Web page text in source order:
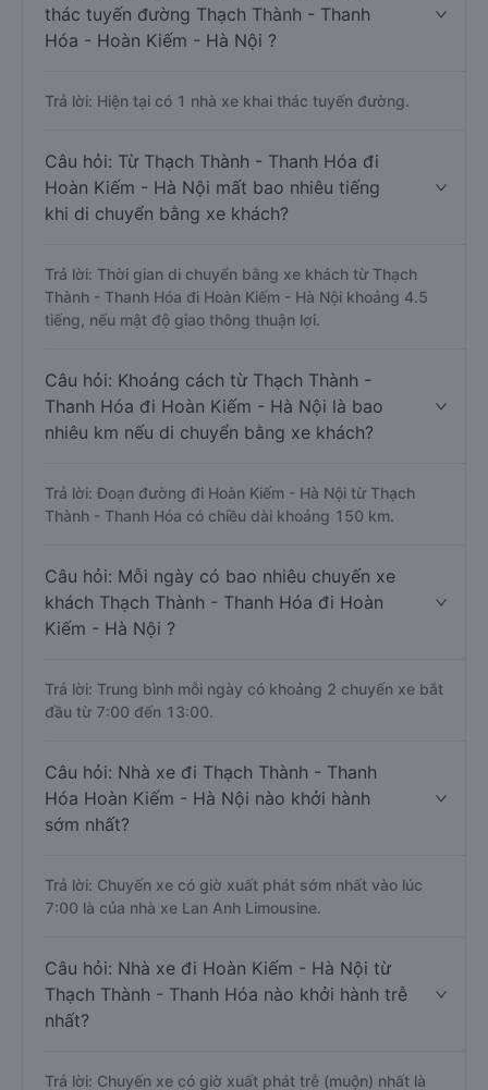
thác tuyến đường Thạch Thành - Thanh
Hóa - Hoàn Kiếm - Hà Nội ?
Trả lời: Hiện tại có 1 nhà xe khai thác tuyến đường.
Câu hỏi: Từ Thạch Thành - Thanh Hóa đi
Hoàn Kiếm - Hà Nội mất bao nhiêu tiếng
khi di chuyển bằng xe khách?
Trả lời: Thời gian di chuyển bằng xe khách từ Thạch
Thành - Thanh Hóa đi Hoàn Kiếm - Hà Nội khoảng 4.5
tiếng, nếu mật độ giao thông thuận lợi.
Câu hỏi: Khoảng cách từ Thạch Thành -
Thanh Hóa đi Hoàn Kiếm - Hà Nội là bao
nhiêu km nếu di chuyển bằng xe khách?
Trả lời: Đoạn đường đi Hoàn Kiếm - Hà Nội từ Thạch
Thành - Thanh Hóa có chiều dài khoảng 150 km.
Câu hỏi: Mỗi ngày có bao nhiêu chuyến xe
khách Thạch Thành - Thanh Hóa đi Hoàn
Kiếm - Hà Nội ?
Trả lời: Trung bình mỗi ngày có khoảng 2 chuyến xe bắt
đầu từ 7:00 đến 13:00.
Câu hỏi: Nhà xe đi Thạch Thành - Thanh
Hóa Hoàn Kiếm - Hà Nội nào khởi hành
sớm nhất?
Trả lời: Chuyến xe có giờ xuất phát sớm nhất vào lúc
7:00 là của nhà xe Lan Anh Limousine.
Câu hỏi: Nhà xe đi Hoàn Kiếm - Hà Nội từ
Thạch Thành - Thanh Hóa nào khởi hành trễ
nhất?
Trả lời: Chuyến xe có giờ xuất phát trễ (muộn) nhất là